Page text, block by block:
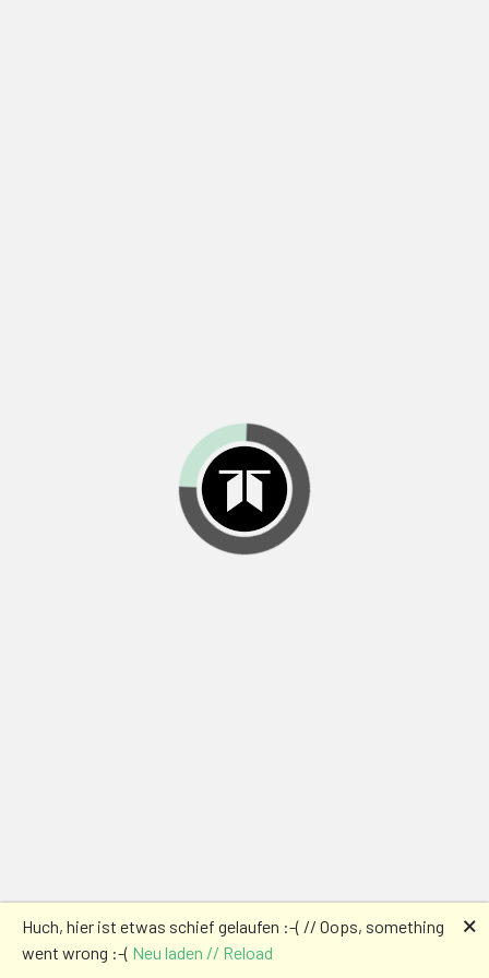
Huch, hier ist etwas schief gelaufen :-( // Oops, something
went wrong :-( Neu laden // Reload
🗙